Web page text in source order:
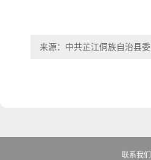
来源：中共芷江侗族自治县
联系我们